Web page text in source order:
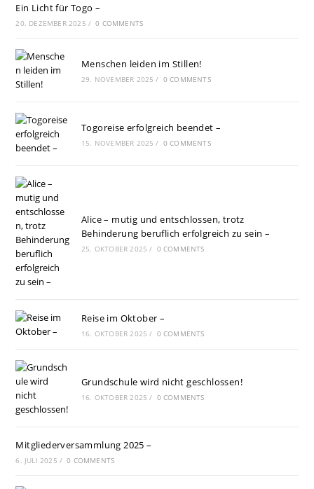
Ein Licht für Togo –
20. DEZEMBER 2025 / 0 COMMENTS
Menschen leiden im Stillen!
29. NOVEMBER 2025 / 0 COMMENTS
Togoreise erfolgreich beendet –
15. NOVEMBER 2025 / 0 COMMENTS
Alice – mutig und entschlossen, trotz
Behinderung beruflich erfolgreich zu sein –
25. OKTOBER 2025 / 0 COMMENTS
Reise im Oktober –
16. OKTOBER 2025 / 0 COMMENTS
Grundschule wird nicht geschlossen!
16. OKTOBER 2025 / 0 COMMENTS
Mitgliederversammlung 2025 –
6. JULI 2025 / 0 COMMENTS